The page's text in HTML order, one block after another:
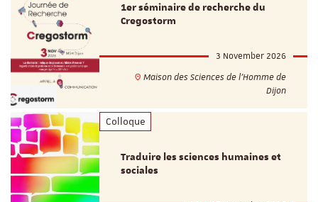
1er séminaire de recherche du
Cregostorm
3 November 2026
Maison des Sciences de l'Homme de
Dijon
Colloque
Traduire les sciences humaines et
sociales